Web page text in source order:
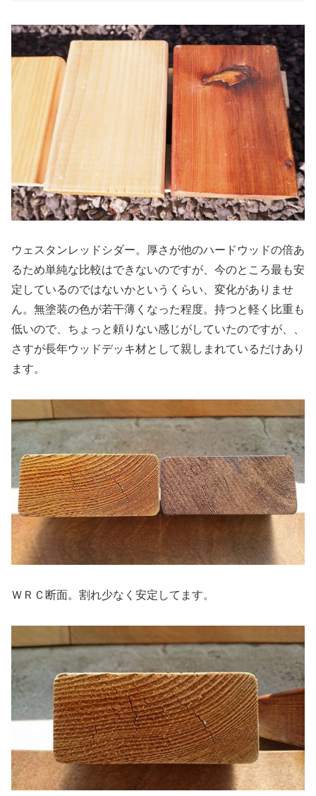
ウェスタンレッドシダー。厚さが他のハードウッドの倍あ
るため単純な比較はできないのですが、今のところ最も安
定しているのではないかというくらい、変化がありませ
ん。無塗装の色が若干薄くなった程度。持つと軽く比重も
低いので、ちょっと頼りない感じがしていたのですが、、
さすが長年ウッドデッキ材として親しまれているだけあり
ます。
ＷＲＣ断面。割れ少なく安定してます。